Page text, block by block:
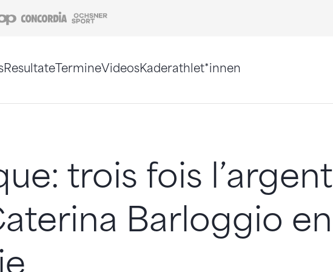
Coop Concordia
ResultateTermineVideosKaderathlet*innen
trois fois l’argent
Barloggio en